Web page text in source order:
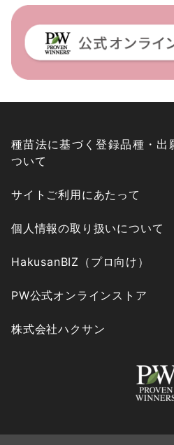
種苗法に基づく登録品種・出
ついて
サイトご利用にあたって
個人情報の取り扱いについて
HakusanBIZ（プロ向け）
PW公式オンラインストア
株式会社ハクサン